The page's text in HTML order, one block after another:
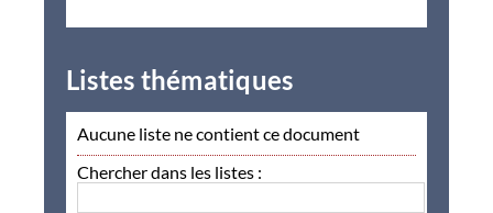
Listes thématiques
Aucune liste ne contient ce document
Chercher dans les listes :